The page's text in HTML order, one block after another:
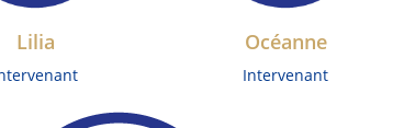
Lilia Océanne
Intervenant